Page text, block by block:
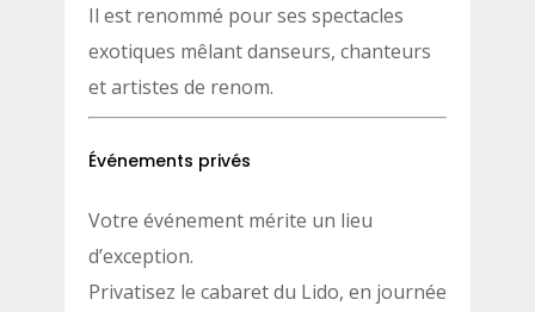
Il est renommé pour ses spectacles
exotiques mêlant danseurs, chanteurs
et artistes de renom.
Événements privés
Votre événement mérite un lieu
d’exception.
Privatisez le cabaret du Lido, en journée